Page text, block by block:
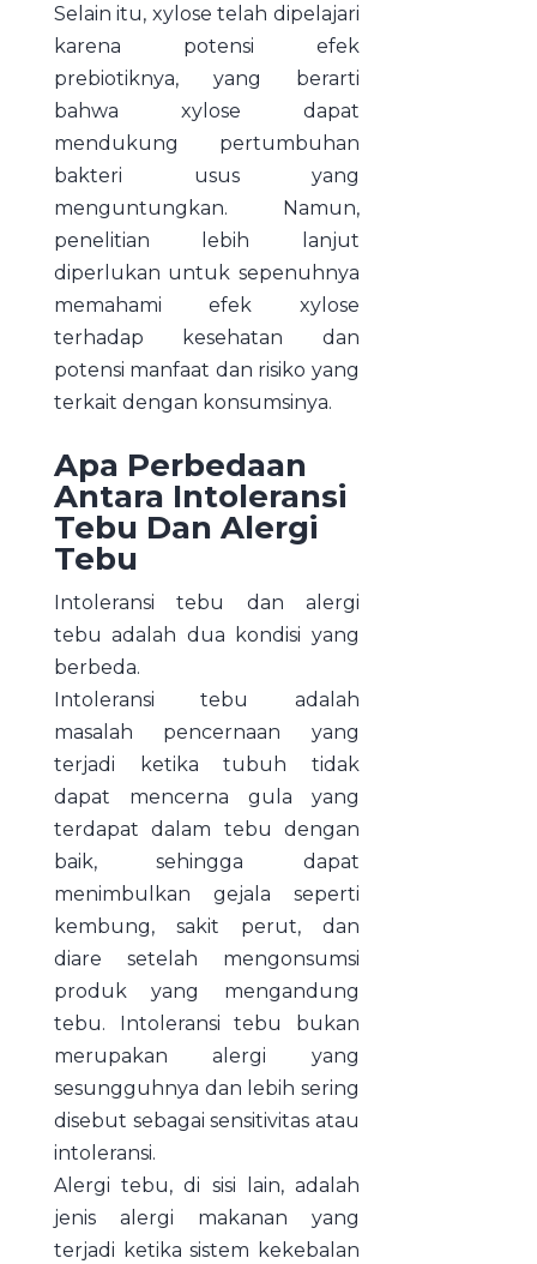
Selain itu, xylose telah dipelajari
karena potensi efek
prebiotiknya, yang berarti
bahwa xylose dapat
mendukung pertumbuhan
bakteri usus yang
menguntungkan. Namun,
penelitian lebih lanjut
diperlukan untuk sepenuhnya
memahami efek xylose
terhadap kesehatan dan
potensi manfaat dan risiko yang
terkait dengan konsumsinya.
Apa Perbedaan
Antara Intoleransi
Tebu Dan Alergi
Tebu
Intoleransi tebu dan alergi
tebu adalah dua kondisi yang
berbeda.
Intoleransi tebu adalah
masalah pencernaan yang
terjadi ketika tubuh tidak
dapat mencerna gula yang
terdapat dalam tebu dengan
baik, sehingga dapat
menimbulkan gejala seperti
kembung, sakit perut, dan
diare setelah mengonsumsi
produk yang mengandung
tebu. Intoleransi tebu bukan
merupakan alergi yang
sesungguhnya dan lebih sering
disebut sebagai sensitivitas atau
intoleransi.
Alergi tebu, di sisi lain, adalah
jenis alergi makanan yang
terjadi ketika sistem kekebalan